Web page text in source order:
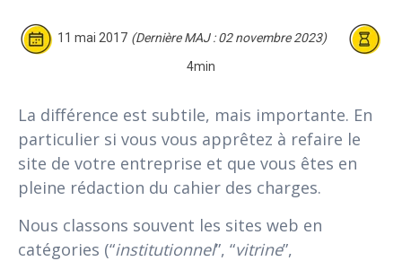
11 mai 2017 (Dernière MAJ : 02 novembre 2023)
4min
La différence est subtile, mais importante. En
particulier si vous vous apprêtez à refaire le
site de votre entreprise et que vous êtes en
pleine rédaction du cahier des charges.
Nous classons souvent les sites web en
catégories (“institutionnel”, “vitrine”,